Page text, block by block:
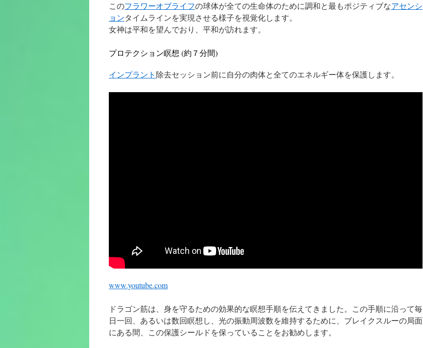
このフラワーオブライフの球体が全ての生命体のために調和と最もポジティブなアセンシ
ョンタイムラインを実現させる様子を視覚化します。
女神は平和を望んでおり、平和が訪れます。
プロテクション瞑想 (約７分間)
インプラント除去セッション前に自分の肉体と全てのエネルギー体を保護します。
www.youtube.com
ドラゴン筋は、身を守るための効果的な瞑想手順を伝えてきました。この手順に沿って毎
日一回、あるいは数回瞑想し、光の振動周波数を維持するために、ブレイクスルーの局面
にある間、この保護シールドを保っていることをお勧めします。